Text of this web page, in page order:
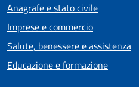
Anagrafe e stato civile
Imprese e commercio
Salute, benessere e assistenza
Educazione e formazione